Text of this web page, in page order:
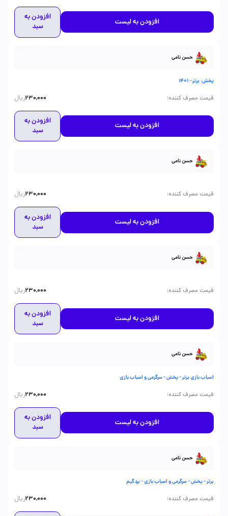
افزودن به لیست
افزودن به
سبد
حسن نامی
پخش: برتر - 1401
قیمت مصرف کننده:
230,000ریال
افزودن به لیست
افزودن به
سبد
حسن نامی
قیمت مصرف کننده:
230,000ریال
افزودن به لیست
افزودن به
سبد
حسن نامی
قیمت مصرف کننده:
230,000ریال
افزودن به لیست
افزودن به
سبد
حسن نامی
اسباب بازی برتر - پخش - سرگرمی و اسباب بازی
قیمت مصرف کننده:
230,000ریال
افزودن به لیست
افزودن به
سبد
حسن نامی
برتر - پخش - سرگرمی و اسباب بازی - بردگیم
قیمت مصرف کننده:
230,000ریال